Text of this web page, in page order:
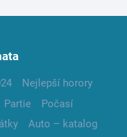
Nejlepší horory
Partie
Počasí
Auto – katalog